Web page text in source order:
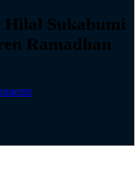
Hilal Sukabumi
Ramadhan